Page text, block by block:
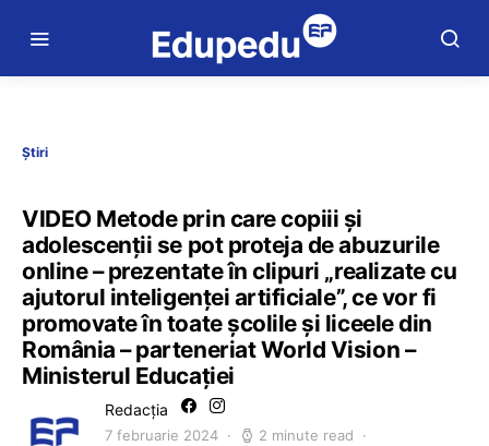
Știri
VIDEO Metode prin care copiii și
adolescenții se pot proteja de abuzurile
online – prezentate în clipuri „realizate cu
ajutorul inteligenței artificiale”, ce vor fi
promovate în toate școlile și liceele din
România – parteneriat World Vision –
Ministerul Educației
Redacția
7 februarie 2024 2 minute read